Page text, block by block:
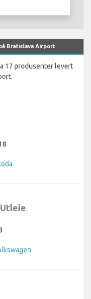
Bratislava Airport
17 produsenter levert